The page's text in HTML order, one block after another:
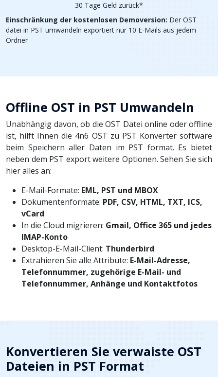
30 Tage Geld zurück*
Einschränkung der kostenlosen Demoversion: Der OST
datei in PST umwandeln exportiert nur 10 E-Mails aus jedem
Ordner
Offline OST in PST Umwandeln
Unabhängig davon, ob die OST Datei online oder offline
ist, hilft Ihnen die 4n6 OST zu PST Konverter software
beim Speichern aller Daten im PST format. Es bietet
neben dem PST export weitere Optionen. Sehen Sie sich
hier alles an:
E-Mail-Formate: EML, PST und MBOX
Dokumentenformate: PDF, CSV, HTML, TXT, ICS,
vCard
In die Cloud migrieren: Gmail, Office 365 und jedes
IMAP-Konto
Desktop-E-Mail-Client: Thunderbird
Extrahieren Sie alle Attribute: E-Mail-Adresse,
Telefonnummer, zugehörige E-Mail- und
Telefonnummer, Anhänge und Kontaktfotos
Konvertieren Sie verwaiste OST
Dateien in PST Format